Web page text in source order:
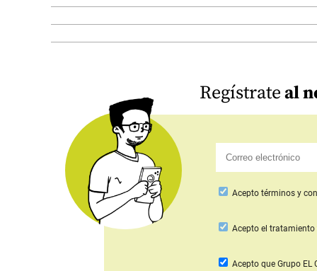
Regístrateal
Acepto términos y
Aceptoel tratamiento
Acepto que Grupo EL